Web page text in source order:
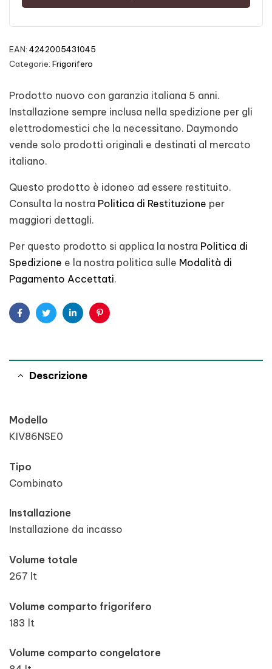
EAN: 4242005431045
Categorie: Frigorifero
Prodotto nuovo con garanzia italiana 5 anni.
Installazione sempre inclusa nella spedizione per gli
elettrodomestici che la necessitano. Daymondo
vende solo prodotti originali e destinati al mercato
italiano.
Questo prodotto è idoneo ad essere restituito.
Consulta la nostra Politica di Restituzione per
maggiori dettagli.
Per questo prodotto si applica la nostra Politica di
Spedizione e la nostra politica sulle Modalità di
Pagamento Accettati.
FacebookTwitterLinkedinPinterest
Descrizione
Modello
KIV86NSE0
Tipo
Combinato
Installazione
Installazione da incasso
Volume totale
267 lt
Volume comparto frigorifero
183 lt
Volume comparto congelatore